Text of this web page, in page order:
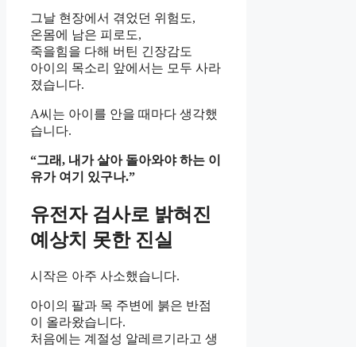
그날 현장에서 겪었던 위험도,
온몸에 남은 피로도,
죽을힘을 다해 버틴 긴장감도
아이의 목소리 앞에서는 모두 사라
졌습니다.
A씨는 아이를 안을 때마다 생각했
습니다.
“그래, 내가 살아 돌아와야 하는 이
유가 여기 있구나.”
유전자 검사로 밝혀진
예상치 못한 진실
시작은 아주 사소했습니다.
아이의 팔과 목 주변에 붉은 반점
이 올라왔습니다.
처음에는 계절성 알레르기라고 생